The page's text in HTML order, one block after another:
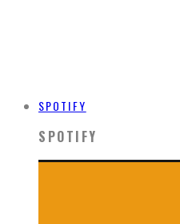
SPOTIFY
SPOTIFY